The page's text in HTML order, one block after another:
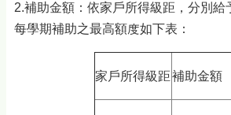
2.補助金額：依家戶所得級距，分別給
每學期補助之最高額度如下表：
家戶所得級距補助金額